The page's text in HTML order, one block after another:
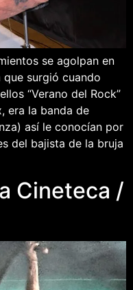
se agolpan en
que surgió cuando
“Verano del Rock”
era la banda de
así le conocían por
del bajista de la bruja
Cineteca /